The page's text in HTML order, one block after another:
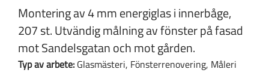
Vem är du?
Kunskap & inspiration
Montering av 4 mm energiglas i innerbåge,
207 st. Utvändig målning av fönster på fasad
mot Sandelsgatan och mot gården.
Typ av arbete:Glasmästeri, Fönsterrenovering, Måleri